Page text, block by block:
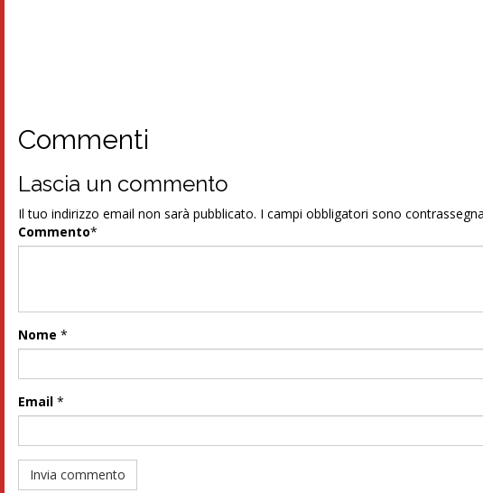
Commenti
Lascia un commento
Il tuo indirizzo email non sarà pubblicato. I campi obbligatori sono
Commento*
Nome *
Email *